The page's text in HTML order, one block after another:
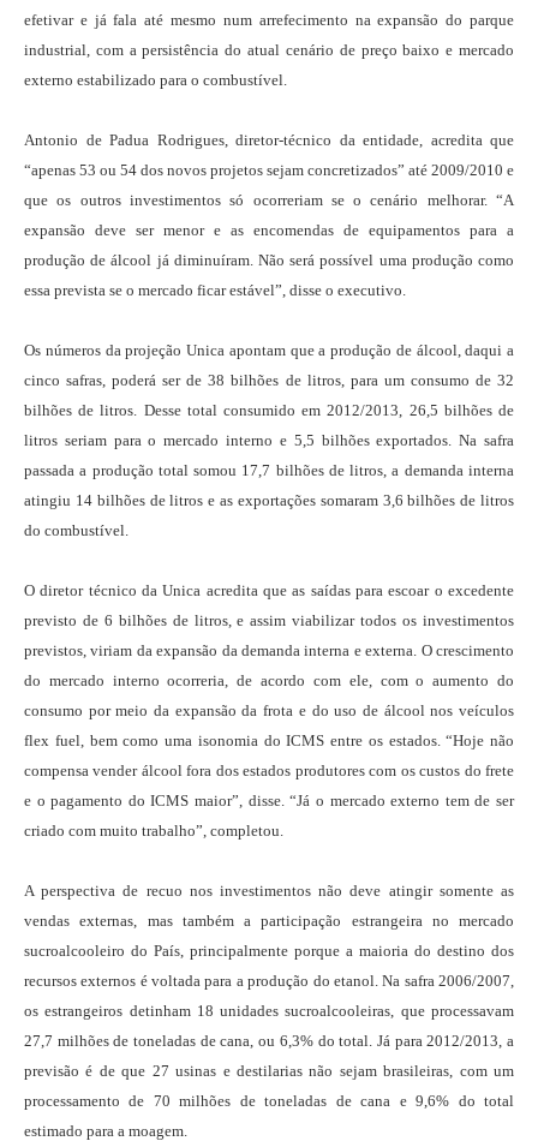
efetivar e já fala até mesmo num arrefecimento na expansão do parque
industrial, com a persistência do atual cenário de preço baixo e mercado
externo estabilizado para o combustível.
Antonio de Padua Rodrigues, diretor-técnico da entidade, acredita que
“apenas 53 ou 54 dos novos projetos sejam concretizados” até 2009/2010 e
que os outros investimentos só ocorreriam se o cenário melhorar. “A
expansão deve ser menor e as encomendas de equipamentos para a
produção de álcool já diminuíram. Não será possível uma produção como
essa prevista se o mercado ficar estável”, disse o executivo.
Os números da projeção Unica apontam que a produção de álcool, daqui a
cinco safras, poderá ser de 38 bilhões de litros, para um consumo de 32
bilhões de litros. Desse total consumido em 2012/2013, 26,5 bilhões de
litros seriam para o mercado interno e 5,5 bilhões exportados. Na safra
passada a produção total somou 17,7 bilhões de litros, a demanda interna
atingiu 14 bilhões de litros e as exportações somaram 3,6 bilhões de litros
do combustível.
O diretor técnico da Unica acredita que as saídas para escoar o excedente
previsto de 6 bilhões de litros, e assim viabilizar todos os investimentos
previstos, viriam da expansão da demanda interna e externa. O crescimento
do mercado interno ocorreria, de acordo com ele, com o aumento do
consumo por meio da expansão da frota e do uso de álcool nos veículos
flex fuel, bem como uma isonomia do ICMS entre os estados. “Hoje não
compensa vender álcool fora dos estados produtores com os custos do frete
e o pagamento do ICMS maior”, disse. “Já o mercado externo tem de ser
criado com muito trabalho”, completou.
A perspectiva de recuo nos investimentos não deve atingir somente as
vendas externas, mas também a participação estrangeira no mercado
sucroalcooleiro do País, principalmente porque a maioria do destino dos
recursos externos é voltada para a produção do etanol. Na safra 2006/2007,
os estrangeiros detinham 18 unidades sucroalcooleiras, que processavam
27,7 milhões de toneladas de cana, ou 6,3% do total. Já para 2012/2013, a
previsão é de que 27 usinas e destilarias não sejam brasileiras, com um
processamento de 70 milhões de toneladas de cana e 9,6% do total
estimado para a moagem.